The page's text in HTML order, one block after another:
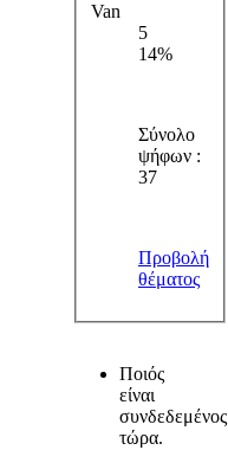
Van
5
14%
Σύνολο
ψήφων :
37
Προβολή
θέματος
Ποιός
είναι
συνδεδεμένος
τώρα.